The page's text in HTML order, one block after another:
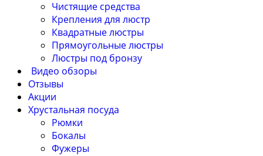
Чистящие средства
Крепления для люстр
Квадратные люстры
Прямоугольные люстры
Люстры под бронзу
Видео обзоры
Отзывы
Акции
Хрустальная посуда
Рюмки
Бокалы
Фужеры